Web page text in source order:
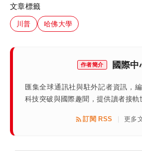
文章標籤
川普 哈佛大學
作者簡介 國際中
匯集全球通訊社與駐外記者資訊，
科技突破與國際趣聞，提供讀者接軌
訂閱 RSS 更多